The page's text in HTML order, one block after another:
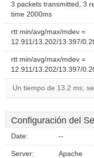
3 packets transmitted, 3
time 2000ms
rtt min/avg/max/mdev =
12.911/13.202/13.397/
rtt min/avg/max/mdev =
12.911/13.202/13.397/
Un tiempo de 13.2 ms,
Configuración del
Date: --
Server: Apache